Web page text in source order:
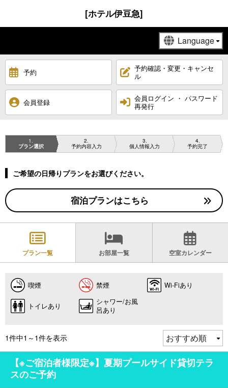
[ホテル伊豆急]
予約
予約確認・変更・キャンセ
ル
会員登録
会員ログイン ・ パスワード
再発行
1
プラン選択
2
予約内容入力
3
個人情報入力
4
予約完了
ご希望の日帰りプランをお選びください。
宿泊プランはこちら
プラン一覧 お部屋一覧 空室カレンダー
喫煙 禁煙 Wi-Fiあり
トイレあり
シャワー/お風
呂あり
1件中1～1件を表示
【※ご宿泊者様限定※】夏期プールサイド貸切テラ
スのご予約